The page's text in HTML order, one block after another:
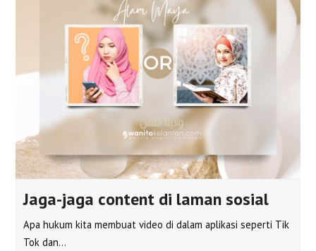
Jaga-jaga content di laman sosial
Apa hukum kita membuat video di dalam aplikasi seperti Tik
Tok dan…